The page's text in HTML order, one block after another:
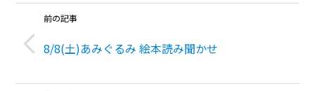
前の記事
8/8(土)あみぐるみ 絵本読み聞かせ